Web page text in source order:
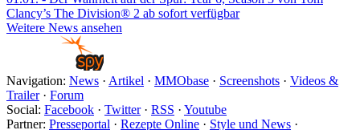
Clancy’s The Division® 2 ab sofort verfügbar
Weitere News ansehen
Navigation: News · Artikel · MMObase · Screenshots · Videos &
Trailer· Forum
Social: Facebook · Twitter· RSS · Youtube
Partner: Presseportal · Rezepte Online · Style und News ·